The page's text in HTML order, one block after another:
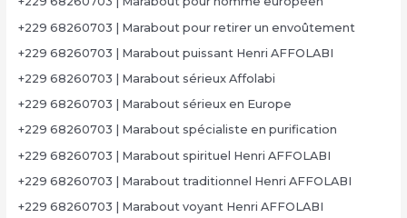
+229 68260703 | Marabout pour retirer un envoûtement
+229 68260703 | Marabout puissant Henri AFFOLABI
+229 68260703 | Marabout sérieux Affolabi
+229 68260703 | Marabout sérieux en Europe
+229 68260703 | Marabout spécialiste en purification
+229 68260703 | Marabout spirituel Henri AFFOLABI
+229 68260703 | Marabout traditionnel Henri AFFOLABI
+229 68260703 | Marabout voyant Henri AFFOLABI